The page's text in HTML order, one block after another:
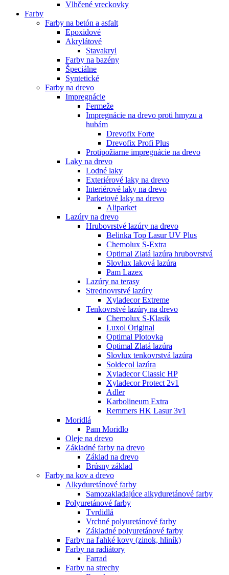
Vlhčené vreckovky
Farby
Farby na betón a asfalt
Epoxidové
Akrylátové
Stavakryl
Farby na bazény
Špeciálne
Syntetické
Farby na drevo
Impregnácie
Fermeže
Impregnácie na drevo proti hmyzu a
hubám
Drevofix Forte
Drevofix Profi Plus
Protipožiarne impregnácie na drevo
Laky na drevo
Lodné laky
Exteriérové laky na drevo
Interiérové laky na drevo
Parketové laky na drevo
Aliparket
Lazúry na drevo
Hrubovrstvé lazúry na drevo
Belinka Top Lasur UV Plus
Chemolux S-Extra
Optimal Zlatá lazúra hrubovrstvá
Slovlux laková lazúra
Pam Lazex
Lazúry na terasy
Strednovrstvé lazúry
Xyladecor Extreme
Tenkovrstvé lazúry na drevo
Chemolux S-Klasik
Luxol Original
Optimal Plotovka
Optimal Zlatá lazúra
Slovlux tenkovrstvá lazúra
Soldecol lazúra
Xyladecor Classic HP
Xyladecor Protect 2v1
Adler
Karbolineum Extra
Remmers HK Lasur 3v1
Moridlá
Pam Moridlo
Oleje na drevo
Základné farby na drevo
Základ na drevo
Brúsny základ
Farby na kov a drevo
Alkyduretánové farby
Samozakladajúce alkyduretánové farby
Polyuretánové farby
Tvrdidlá
Vrchné polyuretánové farby
Základné polyuretánové farby
Farby na ľahké kovy (zinok, hliník)
Farby na radiátory
Farrad
Farby na strechy